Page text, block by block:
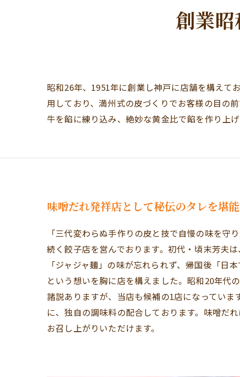
創業
昭和26年、1951年に創業し神戸に店舗を構えて
用しており、満州式の皮づくりでお客様の目の
牛を餡に練り込み、絶妙な黄金比で餡を作り上
味噌だれ発祥店として秘伝のタレを堪能
「三代変わらぬ手作りの皮と技で自慢の味を守
続く餃子店を営んでおります。初代・頃末芳夫
「ジャジャ麺」の味が忘れられず、帰国後「日
という想いを胸に店を構えました。昭和20年代
諸説ありますが、当店も候補の1店になっていま
に、独自の調味料の配合しております。味噌だ
お召し上がりいただけます。